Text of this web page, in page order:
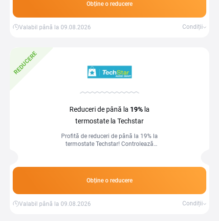
Obține o reducere
Valabil până la 09.08.2026 Condiții
REDUCERE
Reduceri de până la 19% la
termostate la Techstar
Profită de reduceri de până la 19% la
termostate Techstar! Controlează
Obține o reducere
Valabil până la 09.08.2026 Condiții